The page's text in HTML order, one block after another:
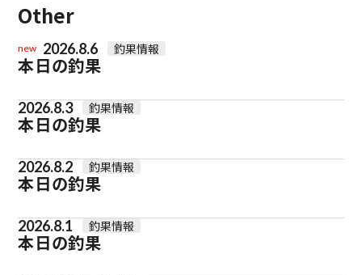
Other
new 2026.8.6 釣果情報
本日の釣果
2026.8.3 釣果情報
本日の釣果
2026.8.2 釣果情報
本日の釣果
2026.8.1 釣果情報
本日の釣果